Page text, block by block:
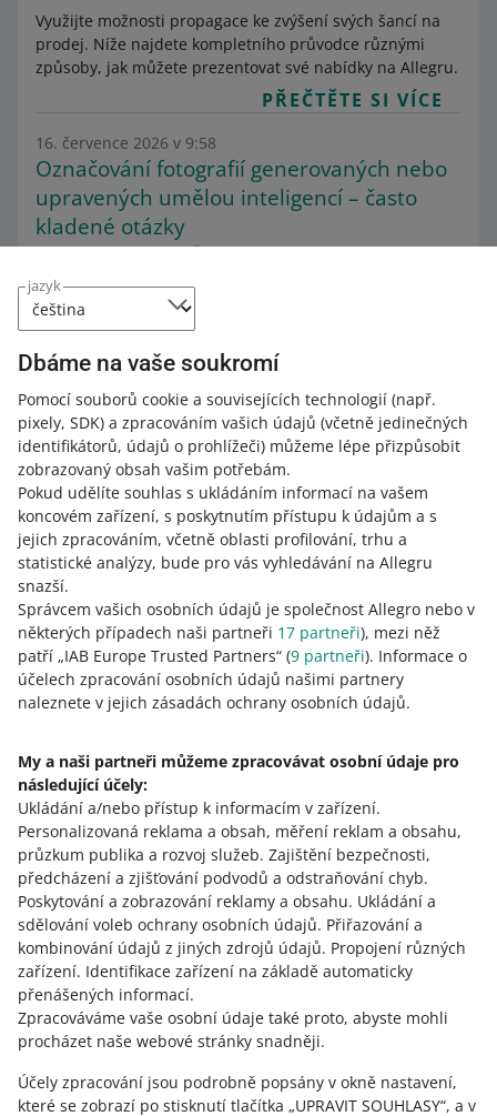
jazyk
Dbáme na vaše soukromí
Pomocí souborů cookie a souvisejících technologií (např.
pixely, SDK) a zpracováním vašich údajů (včetně jedinečných
identifikátorů, údajů o prohlížeči) můžeme lépe přizpůsobit
zobrazovaný obsah vašim potřebám.
Pokud udělíte souhlas s ukládáním informací na vašem
koncovém zařízení, s poskytnutím přístupu k údajům a s
jejich zpracováním, včetně oblasti profilování, trhu a
statistické analýzy, bude pro vás vyhledávání na Allegru
snazší.
Správcem vašich osobních údajů je společnost Allegro nebo v
některých případech naši partneři 17 partneři), mezi něž
patří „IAB Europe Trusted Partners“ (9 partneři). Informace o
účelech zpracování osobních údajů našimi partnery
naleznete v jejich zásadách ochrany osobních údajů.
My a naši partneři můžeme zpracovávat osobní údaje pro
následující účely:
Ukládání a/nebo přístup k informacím v zařízení.
Personalizovaná reklama a obsah, měření reklam a obsahu,
průzkum publika a rozvoj služeb. Zajištění bezpečnosti,
předcházení a zjišťování podvodů a odstraňování chyb.
Poskytování a zobrazování reklamy a obsahu. Ukládání a
sdělování voleb ochrany osobních údajů. Přiřazování a
kombinování údajů z jiných zdrojů údajů. Propojení různých
zařízení. Identifikace zařízení na základě automaticky
přenášených informací.
Zpracováváme vaše osobní údaje také proto, abyste mohli
procházet naše webové stránky snadněji.
Účely zpracování jsou podrobně popsány v okně nastavení,
které se zobrazí po stisknutí tlačítka „UPRAVIT SOUHLASY“, a v
Využijte možnosti propagace ke zvýšení svých šancí na
prodej. Níže najdete kompletního průvodce různými
způsoby, jak můžete prezentovat své nabídky na Allegru.
PŘEČTĚTE SI VÍCE
16. července 2026 v 9:58
Označování fotografií generovaných nebo
upravených umělou inteligencí – často
kladené otázky
Dne 2. srpna vstoupí v platnost zákon EU o umělé
inteligenci (AI Act). Zavede nová pravidla pro
transparentnost obsahu generovaného umělou
inteligencí online. Abychom vám pomohli s adaptací na
tyto nové právní požadavky, brzy vám poskytneme beta
verzi nástroje na označování fotografií vytvořených
umělou inteligencí ve vašich nabídkách.
PŘEČTĚTE SI VÍCE
Tato stránka je dostupná i v jiných jazycích
o allegro.pl
polski
čeština
English
slovenčina
o allegro.cz
polski
čeština
English